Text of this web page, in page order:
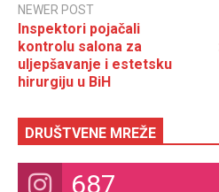
NEWER POST
Inspektori pojačali
kontrolu salona za
uljepšavanje i estetsku
hirurgiju u BiH
DRUŠTVENE MREŽE
687